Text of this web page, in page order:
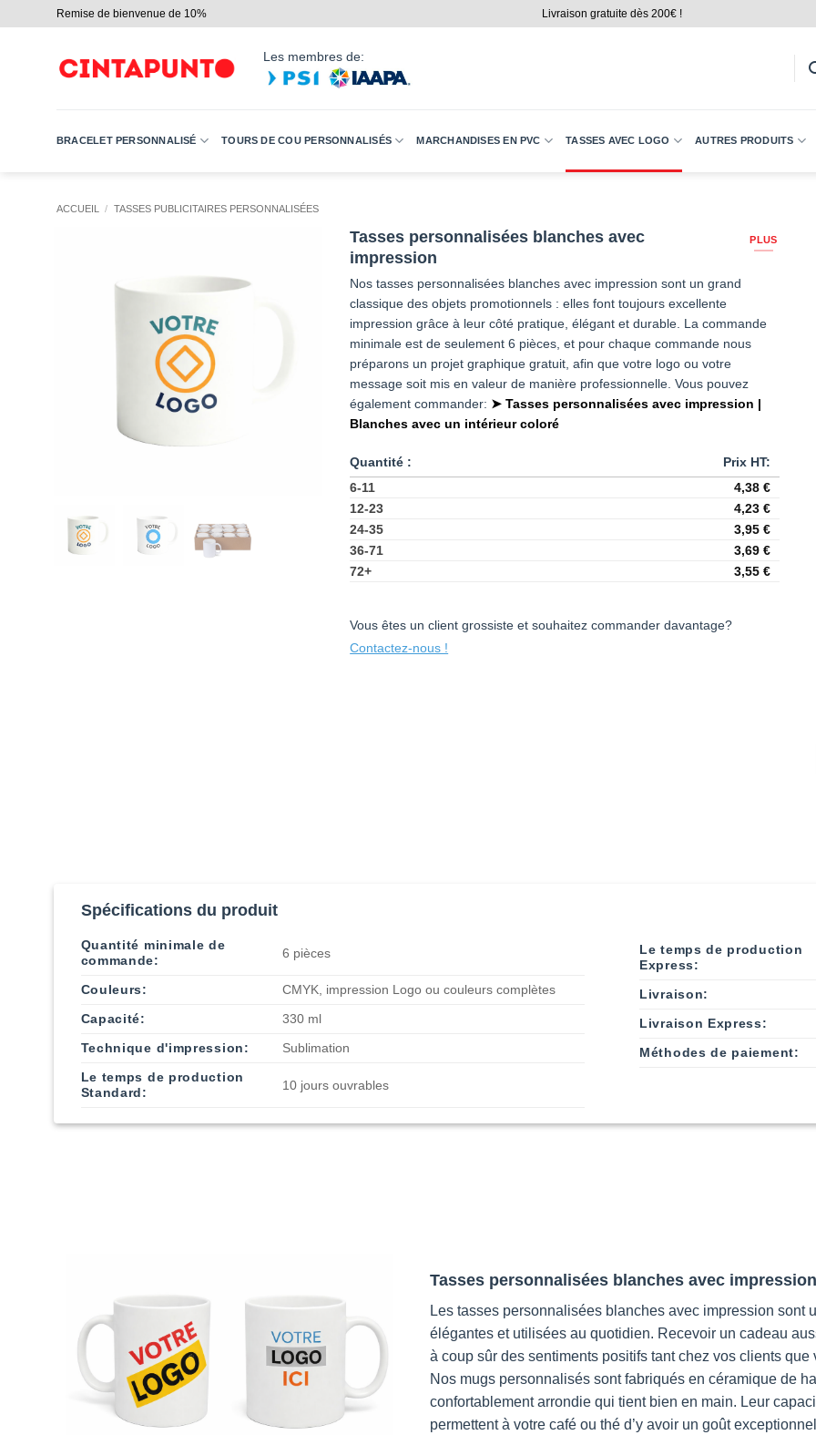
Remise de bienvenue de 10% Livraison gratuite dès 200€ !
Les membres de:
BRACELET PERSONNALISÉ TOURS DE COU PERSONNALISÉS MARCHANDISES EN PVC TASSES AVEC LOGO AUTRES PRODUITS
ACCUEIL / TASSES PUBLICITAIRES PERSONNALISÉES
Tasses personnalisées blanches avec
impression
PLUS
Nos tasses personnalisées blanches avec impression sont un grand
classique des objets promotionnels : elles font toujours excellente
impression grâce à leur côté pratique, élégant et durable. La commande
minimale est de seulement 6 pièces, et pour chaque commande nous
préparons un projet graphique gratuit, afin que votre logo ou votre
message soit mis en valeur de manière professionnelle. Vous pouvez
également commander: ➤ Tasses personnalisées avec impression |
Blanches avec un intérieur coloré
6-11 4,38€
12-23
4,23€
24-35
3,95€
36-71
3,69€
72+
3,55€
Vous êtes un client grossiste et souhaitez commander davantage?
Contactez-nous !
Spécifications du produit
Quantité minimale de
commande:
6 pièces
Couleurs:
CMYK, impression Logo ou couleurs complètes
Capacité:
330 ml
Technique d'impression:
Sublimation
Le temps de production
Standard:
10 jours ouvrables
Le temps de production
Express:
Livraison:
Livraison Express:
Méthodes de paiement:
Tasses personnalisées blanches avec impression
Les tasses personnalisées blanches avec impression sont
élégantes et utilisées au quotidien. Recevoir un cadeau
à coup sûr des sentiments positifs tant chez vos clients que
Nos mugs personnalisés sont fabriqués en céramique de
confortablement arrondie qui tient bien en main. Leur
permettent à votre café ou thé d’y avoir un goût